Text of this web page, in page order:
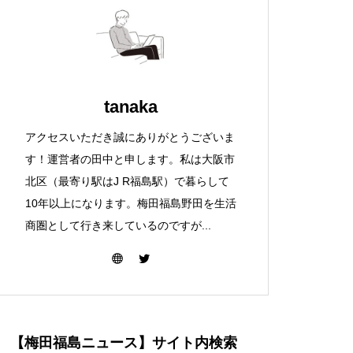
tanaka
アクセスいただき誠にありがとうございま
す！運営者の田中と申します。私は大阪市
北区（最寄り駅はJ R福島駅）で暮らして
10年以上になります。梅田福島野田を生活
商圏として行き来しているのですが...
【梅田福島ニュース】サイト内検索